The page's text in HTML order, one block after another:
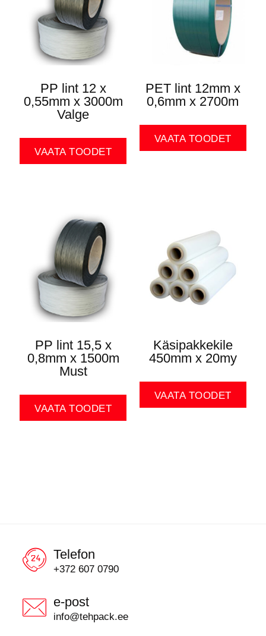
PP lint 12 x
0,55mm x 3000m
Valge
VAATA TOODET
PET lint 12mm x
0,6mm x 2700m
VAATA TOODET
PP lint 15,5 x
0,8mm x 1500m
Must
VAATA TOODET
Käsipakkekile
450mm x 20my
VAATA TOODET
Telefon
+372 607 0790
e-post
info@tehpack.ee